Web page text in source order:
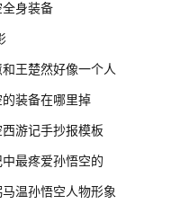
身装备
和王楚然好像一个人
装备在哪里掉
游记手抄报模板
最疼爱孙悟空的
马温孙悟空人物形象